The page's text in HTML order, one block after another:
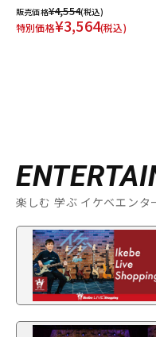
販売価格¥4,554(税込)
特別価格¥3,564(税込)
楽しむ 学ぶ イケベエンタ